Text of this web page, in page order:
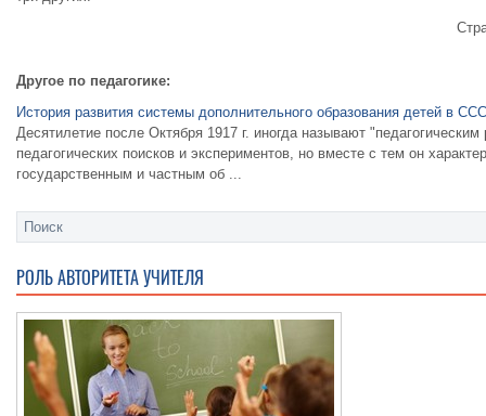
Другое по педагогике:
История развития системы дополнительного образования детей в
Десятилетие после Октября 1917 г. иногда называют
педагогических поисков и экспериментов, но вместе с тем он
государственным и частным об ...
РОЛЬ АВТОРИТЕТА УЧИТЕЛЯ